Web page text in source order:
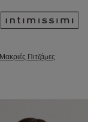
Μακριές Πιτζάμες